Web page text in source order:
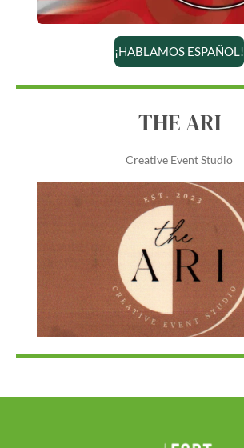
¡HABLAMOS ESPAÑOL!
THE ARI
Creative Event Studio